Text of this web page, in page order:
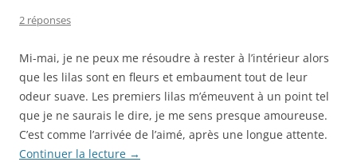
2 réponses
Mi-mai, je ne peux me résoudre à rester à l’intérieur alors
que les lilas sont en fleurs et embaument tout de leur
odeur suave. Les premiers lilas m’émeuvent à un point tel
que je ne saurais le dire, je me sens presque amoureuse.
C’est comme l’arrivée de l’aimé, après une longue attente.
Continuer la lecture →